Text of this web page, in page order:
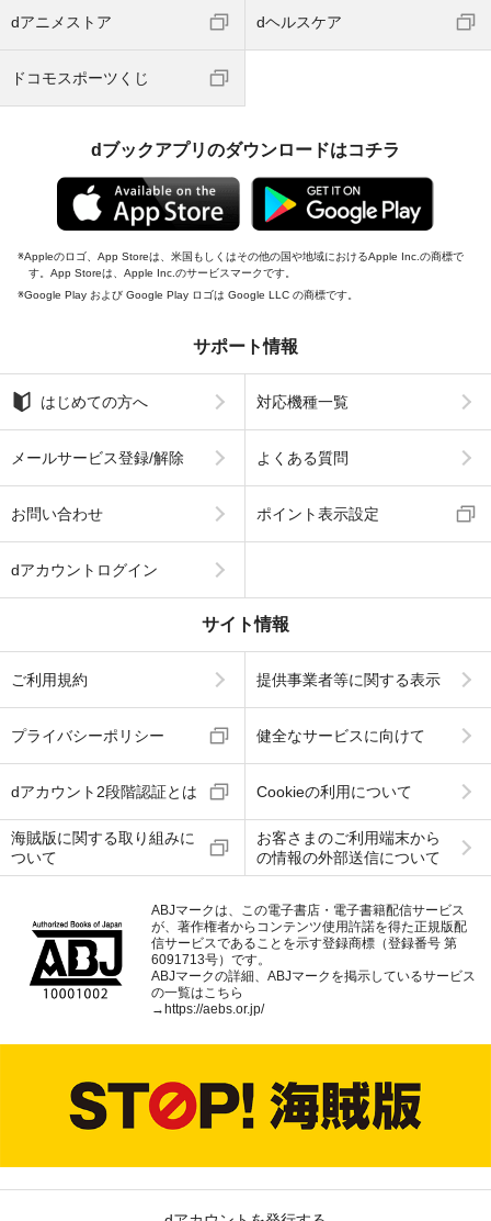
dアニメストア dヘルスケア
ドコモスポーツくじ
dブックアプリのダウンロードはコチラ
Appleのロゴ、App Storeは、米国もしくはその他の国や地域におけるApple Inc.の商標で
す。App Storeは、Apple Inc.のサービスマークです。
Google Play および Google Play ロゴは Google LLC の商標です。
サポート情報
はじめての方へ 対応機種一覧
メールサービス登録/解除 よくある質問
お問い合わせ ポイント表示設定
dアカウントログイン
サイト情報
ご利用規約 提供事業者等に関する表示
プライバシーポリシー 健全なサービスに向けて
dアカウント2段階認証とは Cookieの利用について
海賊版に関する取り組みに
ついて
お客さまのご利用端末から
の情報の外部送信について
ABJマークは、この電子書店・電子書籍配信サービス
が、著作権者からコンテンツ使用許諾を得た正規版配
信サービスであることを示す登録商標（登録番号 第
6091713号）です。
ABJマークの詳細、ABJマークを掲示しているサービス
の一覧はこちら
→ https://aebs.or.jp/